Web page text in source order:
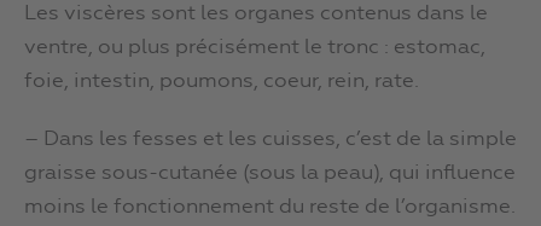
Les viscères sont les organes contenus dans le
ventre, ou plus précisément le tronc : estomac,
foie, intestin, poumons, coeur, rein, rate.
– Dans les fesses et les cuisses, c’est de la simple
graisse sous-cutanée (sous la peau), qui influence
moins le fonctionnement du reste de l’organisme.